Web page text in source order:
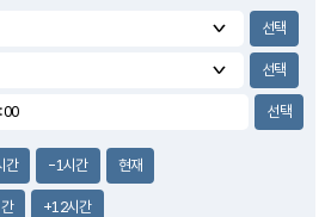
m/s
간 -1시간 현재
+12시간